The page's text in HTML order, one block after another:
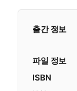
출간 정보
파일 정보
ISBN